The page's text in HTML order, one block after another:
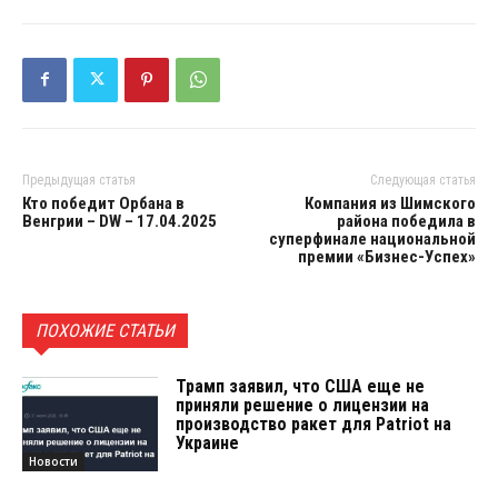
Предыдущая статья
Кто победит Орбана в
Венгрии – DW – 17.04.2025
Следующая статья
Компания из Шимского
района победила в
суперфинале национальной
премии «Бизнес-Успех»
ПОХОЖИЕ СТАТЬИ
Новости
Трамп заявил, что США еще не
приняли решение о лицензии на
производство ракет для Patriot на
Украине